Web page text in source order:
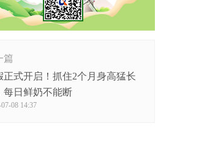
篇
正式开启！抓住2个月身高猛长
每日鲜奶不能断
08 14:37